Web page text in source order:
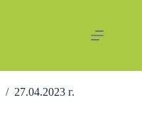
/ 27.04.2023 г.